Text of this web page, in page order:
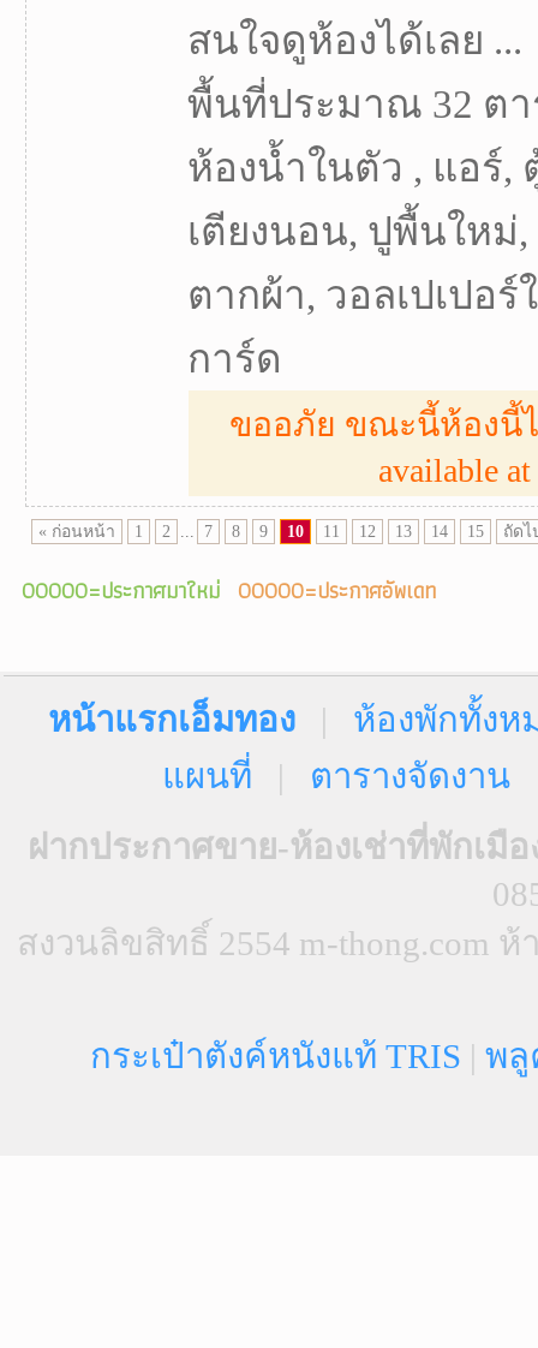
สนใจดูห้องได้เลย ...
พื้นที่ประมาณ 32 ตา
ห้องน้ำในตัว , แอร์,
เตียงนอน, ปูพื้นใหม่
ตากผ้า, วอลเปเปอ
การ์ด
ขออภัย ขณะนี้ห้องนี้ไ
available
« ก่อนหน้า 1 2 ... 7 8 9 10 11 12 13 14 15 ถัดไ
00000=ประกาศมาใหม่ 00000=ประกาศอัพเดท
หน้าแรกเอ็มทอง| ห้องพักทั้งห
แผนที่ | ตารางจัดงาน
ฝากประกาศขาย-ห้องเช่าที่พักเมื
สงวนลิขสิทธิ์ 2554 m-thong.com
กระเป๋าตังค์หนังแท้ TRIS | พลู